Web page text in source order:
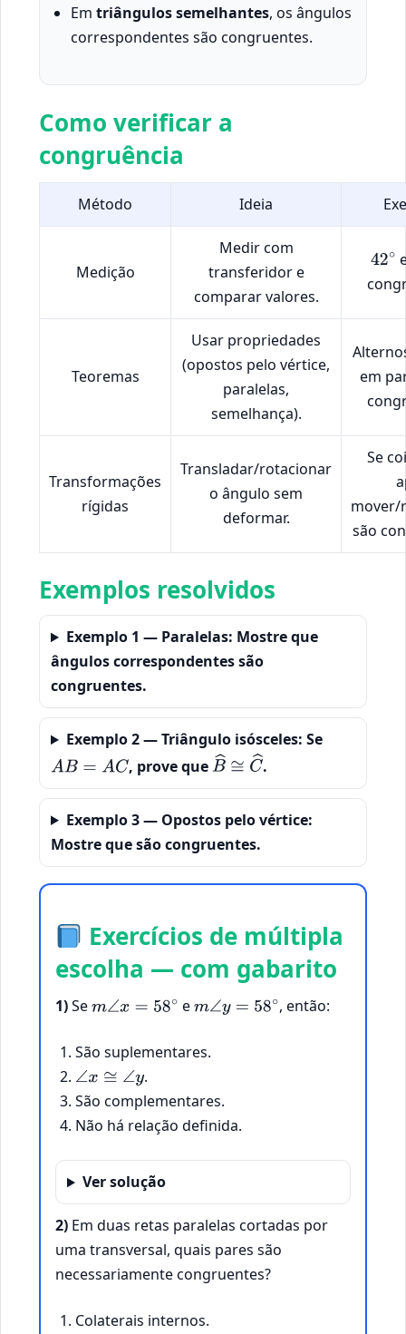
Em triângulos semelhantes, os ângulos
correspondentes são congruentes.
Como verificar a
congruência
Método Ideia
Medição
Medir com
transferidor e
comparar valores.
42∘
Teoremas
Usar propriedades
(opostos pelo vértice,
paralelas,
semelhança).
em
Transformações
rígidas
Transladar/rotacionar
o ângulo sem
deformar.
Se
mover/
são
Exemplos resolvidos
Exemplo 1 — Paralelas: Mostre que
ângulos correspondentes são
congruentes.
Exemplo 2 — Triângulo isósceles: Se
AB= AC , prove queB^ ≅C^ .
Exemplo 3 — Opostos pelo vértice:
Mostre que são congruentes.
Exercícios de múltipla
escolha — com gabarito
1)Sem∠x= 58 ∘ em∠y= 58 ∘ , então:
São suplementares.
∠x≅∠ y
.
São complementares.
Não há relação definida.
Ver solução
2) Em duas retas paralelas cortadas por
uma transversal, quais pares são
necessariamente congruentes?
Colaterais internos.